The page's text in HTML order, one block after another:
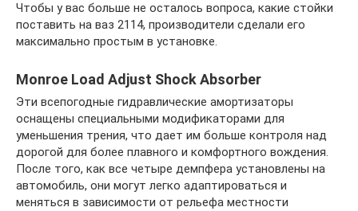
Чтобы у вас больше не осталось вопроса, какие стойки
поставить на ваз 2114, производители сделали его
максимально простым в установке.
Monroe Load Adjust Shock Absorber
Эти всепогодные гидравлические амортизаторы
оснащены специальными модификаторами для
уменьшения трения, что дает им больше контроля над
дорогой для более плавного и комфортного вождения.
После того, как все четыре демпфера установлены на
автомобиль, они могут легко адаптироваться и
меняться в зависимости от рельефа местности